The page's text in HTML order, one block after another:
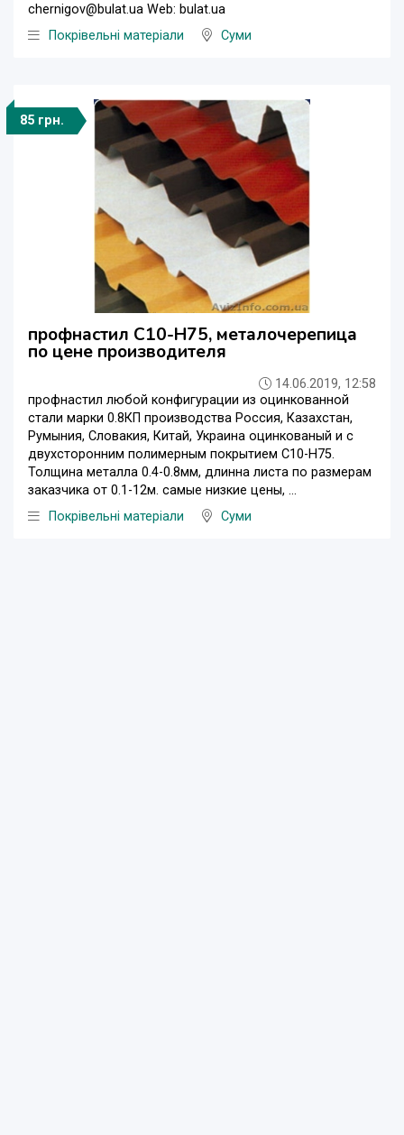
chernigov@bulat.ua Web: bulat.ua
Покрівельні матеріали
Суми
85 грн.
профнастил C10-H75, металочерепица
по цене производителя
14.06.2019, 12:58
профнастил любой конфигурации из оцинкованной
стали марки 0.8КП производства Россия, Казахстан,
Румыния, Словакия, Китай, Украина оцинкованый и с
двухсторонним полимерным покрытием С10-Н75.
Толщина металла 0.4-0.8мм, длинна листа по размерам
заказчика от 0.1-12м. самые низкие цены, ...
Покрівельні матеріали
Суми